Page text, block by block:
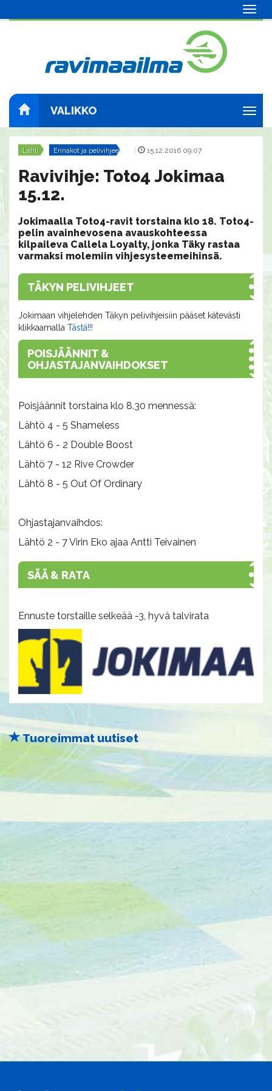
VALIKKO
Lahti Ennakot ja pelivihjeet 15.12.2016 09:07
Ravivihje: Toto4 Jokimaa
15.12.
Jokimaalla Toto4-ravit torstaina klo 18. Toto4-
pelin avainhevosena avauskohteessa
kilpaileva Callela Loyalty, jonka Täky rastaa
varmaksi molemiin vihjesysteemeihinsä.
TÄKYN PELIVIHJEET
Jokimaan vihjelehden Täkyn pelivihjeisiin pääset kätevästi
klikkaamalla Tästä!!!
POISJÄÄNNIT &
OHJASTAJANVAIHDOKSET
Poisjäännit torstaina klo 8.30 mennessä:
Lähtö 4 - 5 Shameless
Lähtö 6 - 2 Double Boost
Lähtö 7 - 12 Rive Crowder
Lähtö 8 - 5 Out Of Ordinary
Ohjastajanvaihdos:
Lähtö 2 - 7 Virin Eko ajaa Antti Teivainen
SÄÄ & RATA
Ennuste torstaille selkeää -3, hyvä talvirata
Tuoreimmat uutiset